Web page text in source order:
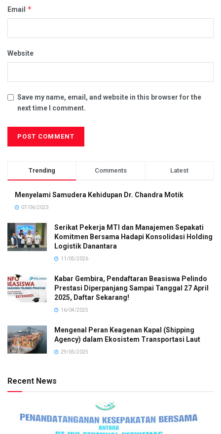
Email *
Website
Save my name, email, and website in this browser for the
next time I comment.
Trending Comments Latest
Menyelami Samudera Kehidupan Dr. Chandra Motik
07/06/2023
Serikat Pekerja MTI dan Manajemen Sepakati
Komitmen Bersama Hadapi Konsolidasi Holding
Logistik Danantara
11/05/2026
Kabar Gembira, Pendaftaran Beasiswa Pelindo
Prestasi Diperpanjang Sampai Tanggal 27 April
2025, Daftar Sekarang!
16/04/2025
Mengenal Peran Keagenan Kapal (Shipping
Agency) dalam Ekosistem Transportasi Laut
29/05/2025
Recent News